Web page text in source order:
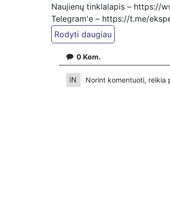
Naujienų tinklalapis – https://
Telegram'e – https://t.me/
Mūsų veikla galima tik dėka
per PayPal paspaudę šią
pervedant per PayPal
0600 0813 9560 paskirtyje
0 Kom.
Norint komentuoti, reikia